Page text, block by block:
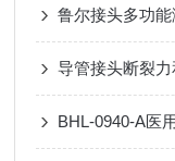
鲁尔接头多功
导管接头断裂
BHL-0940-A医